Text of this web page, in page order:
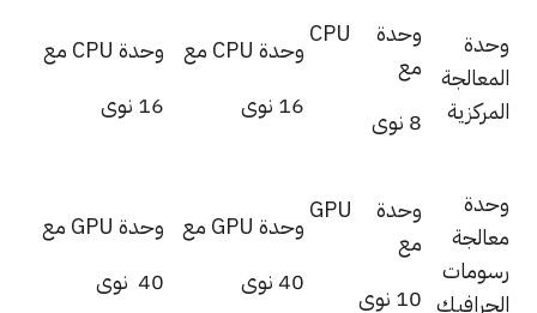
وحدة CPU
مع
8 نوى
وحدة CPU مع
وحدة CPU مع
وحدة GPU
مع
10 نوى
وحدة GPU مع
وحدة GPU مع